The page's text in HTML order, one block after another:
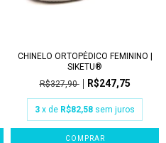
CHINELO ORTOPÉDICO FEMININO |
SIKETU®
R$327,90
R$247,75
3 x de R$82,58 sem juros
COMPRAR